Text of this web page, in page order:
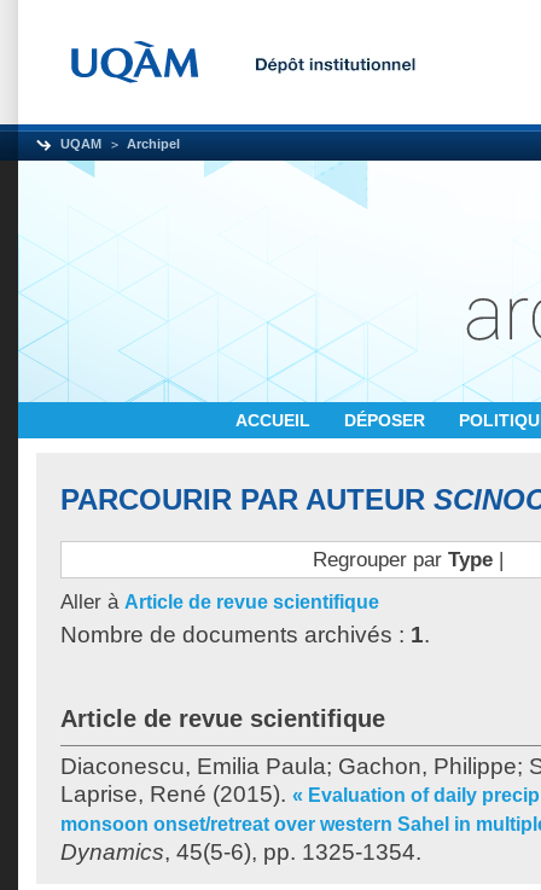
UQAM Archipel
ACCUEIL DÉPOSER
PARCOURIR PAR AUTEUR
Regrouper par Type|
Aller à Article de revue scientifique
Nombre de documents archivés : 1.
Article de revue scientifique
Diaconescu, Emilia Paula; Gachon, Philippe;
Laprise, René (2015). « Evaluation of daily
monsoon onset/retreat over western Sahel in
Dynamics, 45(5-6), pp. 1325-1354.